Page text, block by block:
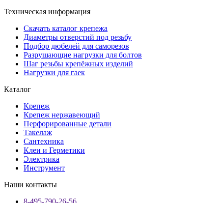
Техническая информация
Скачать каталог крепежа
Диаметры отверстий под резьбу
Подбор дюбелей для саморезов
Разрушающие нагрузки для болтов
Шаг резьбы крепёжных изделий
Нагрузки для гаек
Каталог
Крепеж
Крепеж нержавеющий
Перфорированные детали
Такелаж
Сантехника
Клеи и Герметики
Электрика
Инструмент
Наши контакты